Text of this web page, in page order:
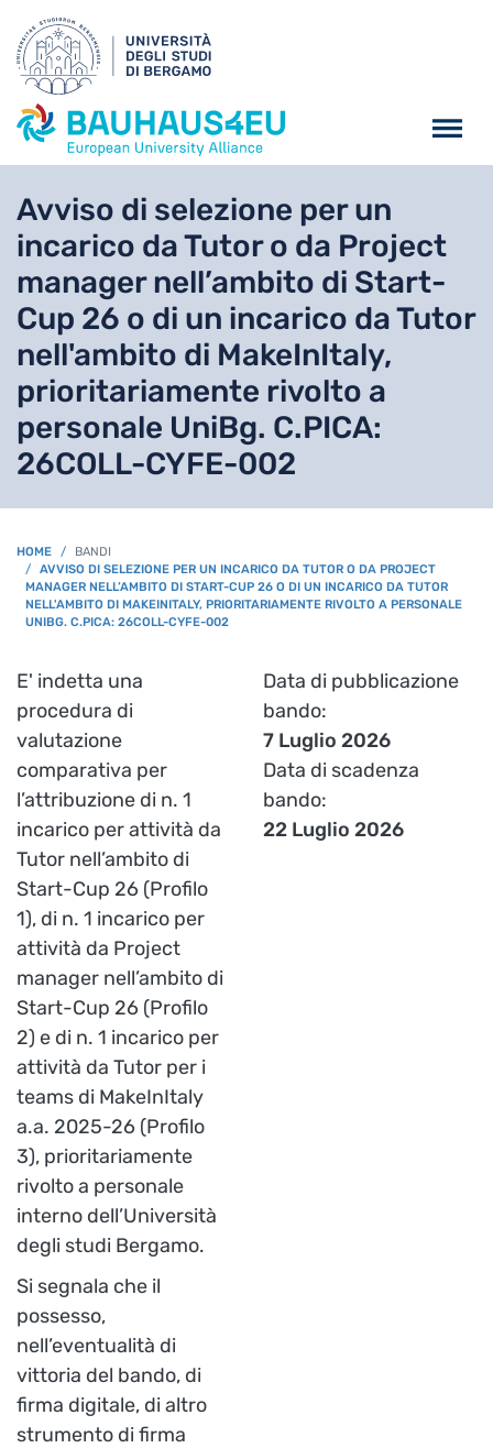
Avviso di selezione per un
incarico da Tutor o da Project
manager nell’ambito di Start-
Cup 26 o di un incarico da Tutor
nell'ambito di MakeInItaly,
prioritariamente rivolto a
personale UniBg. C.PICA:
26COLL-CYFE-002
BREADCRUMB
HOME
BANDI
AVVISO DI SELEZIONE PER UN INCARICO DA TUTOR O DA PROJECT
MANAGER NELL’AMBITO DI START-CUP 26 O DI UN INCARICO DA TUTOR
NELL'AMBITO DI MAKEINITALY, PRIORITARIAMENTE RIVOLTO A PERSONALE
UNIBG. C.PICA: 26COLL-CYFE-002
E' indetta una
procedura di
valutazione
comparativa per
l’attribuzione di n. 1
incarico per attività da
Tutor nell’ambito di
Start-Cup 26 (Profilo
1), di n. 1 incarico per
attività da Project
manager nell’ambito di
Start-Cup 26 (Profilo
2) e di n. 1 incarico per
attività da Tutor per i
teams di MakeInItaly
a.a. 2025-26 (Profilo
3), prioritariamente
rivolto a personale
interno dell’Università
degli studi Bergamo.
Si segnala che il
possesso,
nell’eventualità di
vittoria del bando, di
firma digitale, di altro
strumento di firma
Data di pubblicazione
bando
7 Luglio 2026
Data di scadenza
bando
22 Luglio 2026